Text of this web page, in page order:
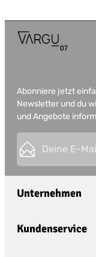
Abonniere jetzt
Newsletter und du
und Angebote
Datenschutz
Ich habe die
bin mit ihnen
Die mit einem
Unternehmen
Kundenservice